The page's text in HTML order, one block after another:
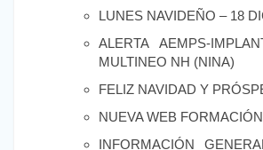
LUNES NAVIDEÑO – 18
ALERTA AEMPS-
MULTINEO NH (NINA)
FELIZ NAVIDAD Y
NUEVA WEB FORMACIÓN
INFORMACIÓN